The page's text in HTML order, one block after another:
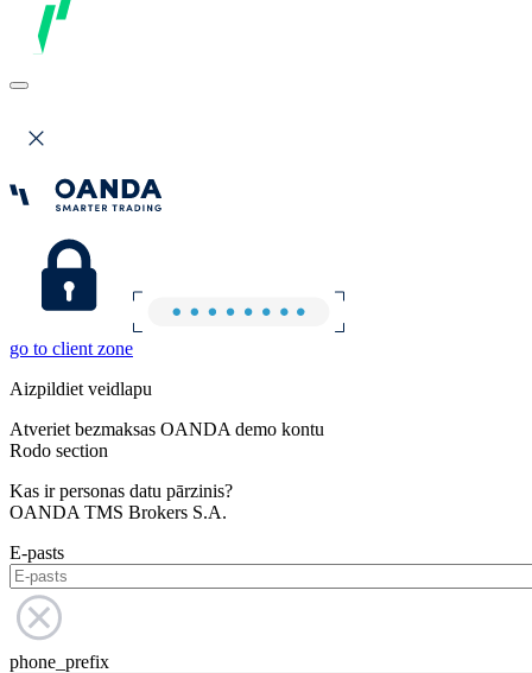
go to client zone
Aizpildiet veidlapu
Atveriet bezmaksas OANDA demo kontu
Rodo section
Kas ir personas datu pārzinis?
OANDA TMS Brokers S.A.
E-pasts
phone_prefix